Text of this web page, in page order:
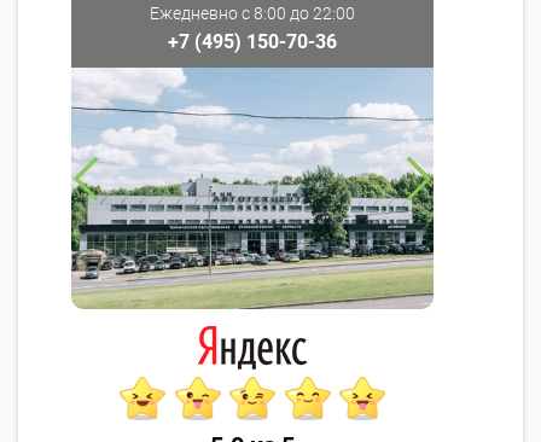
Ежедневно с 8:00 до 22:00
+7 (495) 150-70-36